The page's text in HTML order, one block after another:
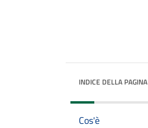
INDICE DELLA PAGINA
Cos'è